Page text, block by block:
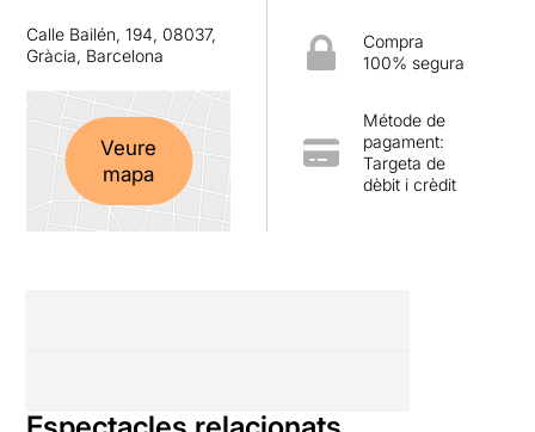
Calle Bailén, 194, 08037,
Gràcia, Barcelona
Veure
mapa
Compra
100% segura
Métode de
pagament:
Targeta de
dèbit i crèdit